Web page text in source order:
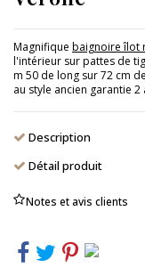
Magnifique baignoire îlot
l'intérieur sur pattes de
m 50 de long sur 72 cm
au style ancien garantie 2
Description
Détail produit
Notes et avis clients